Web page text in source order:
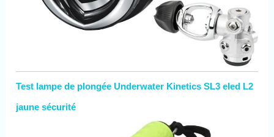
Test lampe de plongée Underwater Kinetics SL3 eled L2
jaune sécurité